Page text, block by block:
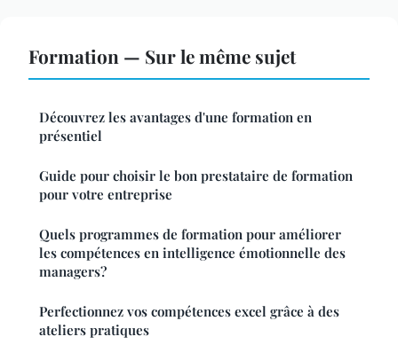
Formation — Sur le même sujet
Découvrez les avantages d'une formation en
présentiel
Guide pour choisir le bon prestataire de formation
pour votre entreprise
Quels programmes de formation pour améliorer
les compétences en intelligence émotionnelle des
managers?
Perfectionnez vos compétences excel grâce à des
ateliers pratiques